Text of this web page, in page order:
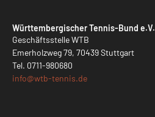
Württembergischer Tennis-Bund e.V.
Geschäftsstelle WTB
Emerholzweg 79, 70439 Stuttgart
Tel. 0711-980680
info@wtb-tennis.de